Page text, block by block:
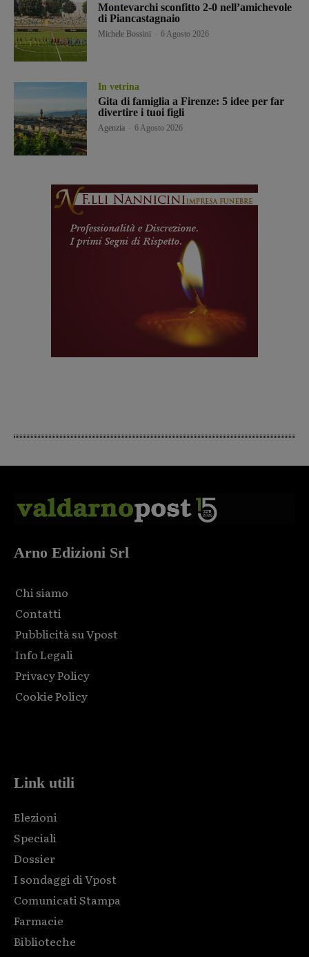
Montevarchi sconfitto 2-0 nell’amichevole
di Piancastagnaio
Michele Bossini 6 Agosto 2026
In vetrina
Gita di famiglia a Firenze: 5 idee per far
divertire i tuoi figli
Agenzia 6 Agosto 2026
Arno Edizioni Srl
Chi siamo
Contatti
Pubblicità su Vpost
Info Legali
Privacy Policy
Cookie Policy
Link utili
Elezioni
Speciali
Dossier
I sondaggi di Vpost
Comunicati Stampa
Farmacie
Biblioteche